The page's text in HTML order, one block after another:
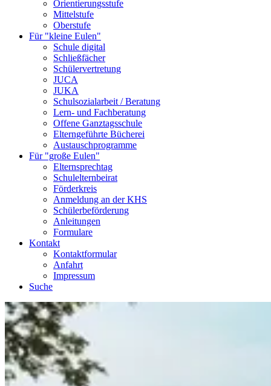
Orientierungsstufe
Mittelstufe
Oberstufe
Für "kleine Eulen"
Schule digital
Schließfächer
Schülervertretung
JUCA
JUKA
Schulsozialarbeit / Beratung
Lern- und Fachberatung
Offene Ganztagsschule
Elterngeführte Bücherei
Austauschprogramme
Für "große Eulen"
Elternsprechtag
Schulelternbeirat
Förderkreis
Anmeldung an der KHS
Schülerbeförderung
Anleitungen
Formulare
Kontakt
Kontaktformular
Anfahrt
Impressum
Suche